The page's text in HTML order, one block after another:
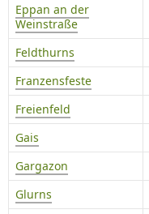
Eppan an der
Weinstraße
Feldthurns
Franzensfeste
Freienfeld
Gais
Gargazon
Glurns